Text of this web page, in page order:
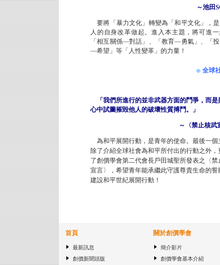
～池田
要將「暴力文化」轉變為「和平文化」，
人的自身改革做起。進入本主題，將可進
「相互關係—對話」、「教育—勇氣」、「
—希望」等「人性變革」的力量！
◆ 全球
「我們所進行的並非武器方面的鬥爭，而是
心中試圖摧毀他人的破壞性質搏鬥。」
～〈禁止核武
為和平展開行動，是青年的使命。最後一個
除了介紹全球社會為和平所付出的行動之外，
了創價學會第二代會長戶田城聖所發表之〈禁
宣言〉，希望青年能承繼此守護尊貴生命的誓
建設和平世紀展開行動！
首頁
最新訊息
創價新聞頭版
關於創價學會
簡介影片
創價學會基本介紹